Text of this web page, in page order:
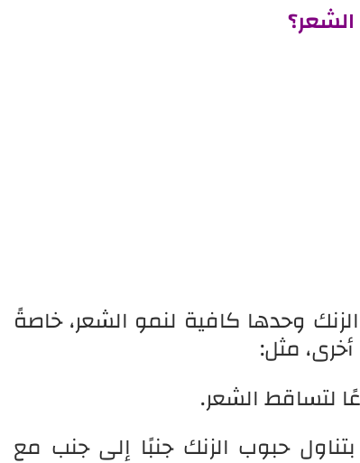
وحدها كافية لنمو الشعر، خاصةً
مثل:
لتساقط الشعر.
حبوب الزنك جنبًا إلى جنب مع